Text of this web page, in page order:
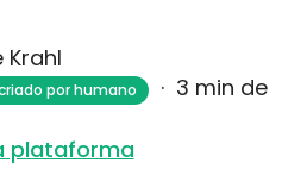
Krahl
por humano · 3 min de
plataforma